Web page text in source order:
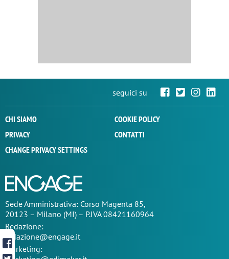
seguici su
CHI SIAMO
COOKIE POLICY
PRIVACY
CONTATTI
CHANGE PRIVACY SETTINGS
SedeAmministrativa: Corso Magenta 85,
20123 – Milano (MI) – P.IVA 08421160964
Redazione:
redazione@engage.it
Marketing: